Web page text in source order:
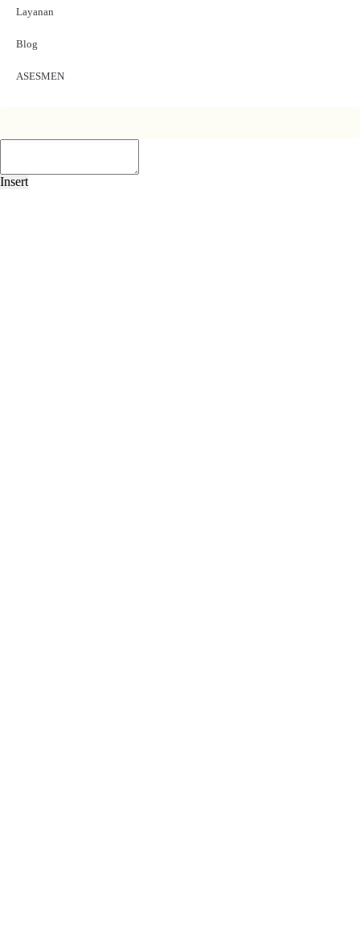
Layanan
Blog
ASESMEN
Insert